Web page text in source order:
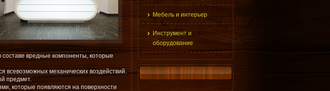
составе вредные компоненты, которые
всевозможных механических воздействий.
предмет.
которые появляются на поверхности
Мебель и интерьер
Инструмент и
оборудование